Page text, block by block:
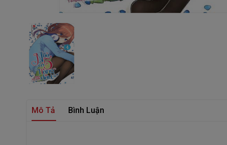
Mô Tả Bình Luận